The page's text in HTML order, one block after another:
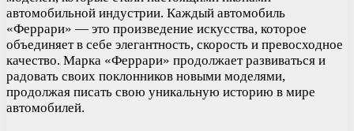
автомобильной индустрии. Каждый автомобиль
«Феррари» — это произведение искусства, которое
объединяет в себе элегантность, скорость и превосходное
качество. Марка «Феррари» продолжает развиваться и
радовать своих поклонников новыми моделями,
продолжая писать свою уникальную историю в мире
автомобилей.